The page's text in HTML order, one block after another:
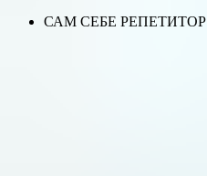
САМ СЕБЕ РЕПЕТИТОР